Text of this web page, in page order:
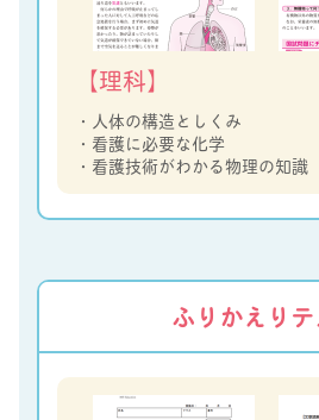
【理科】
・人体の構造としくみ
・看護に必要な化学
・看護技術がわかる物理の知識
ふりかえりテ